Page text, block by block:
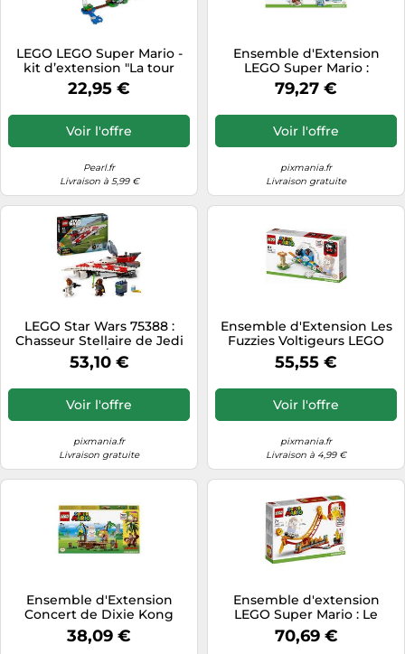
LEGO LEGO Super Mario -
kit d’extension "La tour
infernale du Boss Frère
Sumo"
22,95 €
Voir l'offre
Pearl.fr
Livraison à 5,99 €
Ensemble d'Extension
LEGO Super Mario :
L'Aventure Givrée de
Morsinet (71417)
79,27 €
Voir l'offre
pixmania.fr
Livraison gratuite
LEGO Star Wars 75388 :
Chasseur Stellaire de Jedi
Bob - Un Set Épique pour
les Fans
53,10 €
Voir l'offre
pixmania.fr
Livraison gratuite
Ensemble d'Extension Les
Fuzzies Voltigeurs LEGO
Super Mario (71405)
55,55 €
Voir l'offre
pixmania.fr
Livraison à 4,99 €
Ensemble d'Extension
Concert de Dixie Kong
dans la Jungle LEGO Super
Mario (71421)
38,09 €
Ensemble d'extension
LEGO Super Mario : Le
manège de la vague de
lave (71416)
70,69 €